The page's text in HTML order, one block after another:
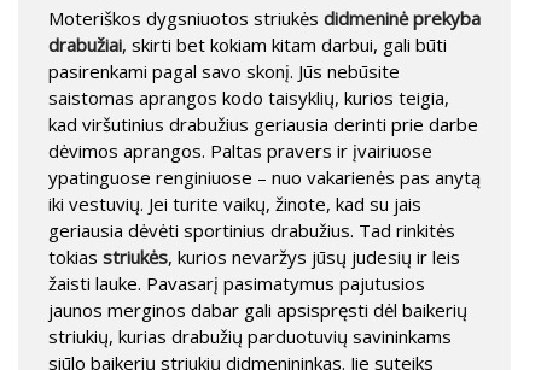
Moteriškos dygsniuotos striukės didmeninė prekyba
drabužiai, skirti bet kokiam kitam darbui, gali būti
pasirenkami pagal savo skonį. Jūs nebūsite
saistomas aprangos kodo taisyklių, kurios teigia,
kad viršutinius drabužius geriausia derinti prie darbe
dėvimos aprangos. Paltas pravers ir įvairiuose
ypatinguose renginiuose – nuo ​​vakarienės pas anytą
iki vestuvių. Jei turite vaikų, žinote, kad su jais
geriausia dėvėti sportinius drabužius. Tad rinkitės
tokias striukės, kurios nevaržys jūsų judesių ir leis
žaisti lauke. Pavasarį pasimatymus pajutusios
jaunos merginos dabar gali apsispręsti dėl baikerių
striukių, kurias drabužių parduotuvių savininkams
siūlo baikerių striukių didmenininkas. Jie suteiks